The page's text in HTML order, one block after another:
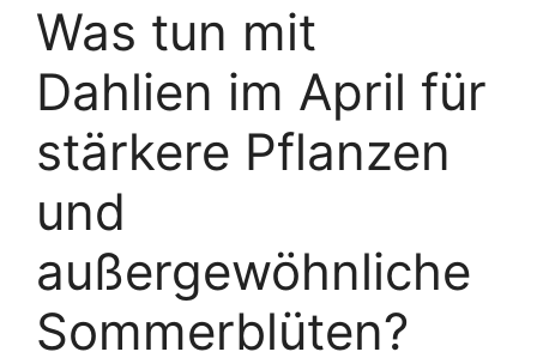
Was tun mit
Dahlien im April für
stärkere Pflanzen
und
außergewöhnliche
Sommerblüten?